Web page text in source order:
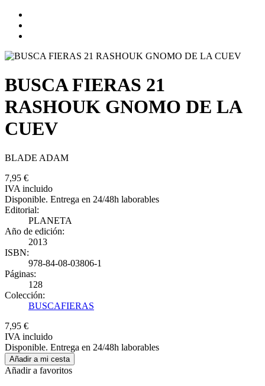
BUSCA FIERAS 21
RASHOUK GNOMO DE LA
CUEV
BLADE ADAM
7,95 €
IVA incluido
Disponible. Entrega en 24/48h laborables
Editorial:
PLANETA
Año de edición:
2013
ISBN:
978-84-08-03806-1
Páginas:
128
Colección:
BUSCAFIERAS
7,95 €
IVA incluido
Disponible. Entrega en 24/48h laborables
Añadir a mi cesta
Añadir a favoritos